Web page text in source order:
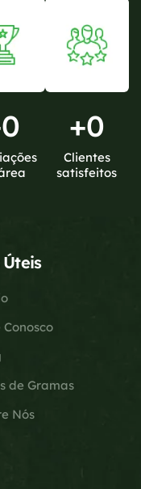
0 +0
Clientes
satisfeitos
Conosco
de Gramas
Nós